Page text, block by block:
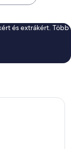
és extrákért. Több